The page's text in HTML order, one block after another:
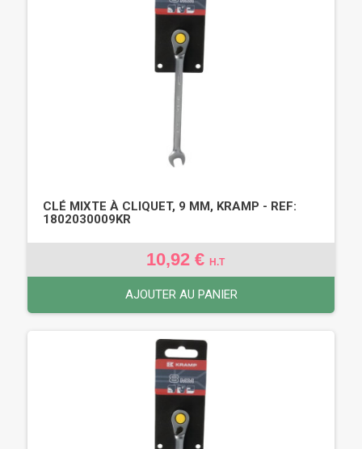
CLÉ MIXTE À CLIQUET, 9 MM, KRAMP - REF:
1802030009KR
10,92 € H.T
AJOUTER AU PANIER